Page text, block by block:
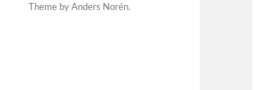
Theme byAnders Norén.